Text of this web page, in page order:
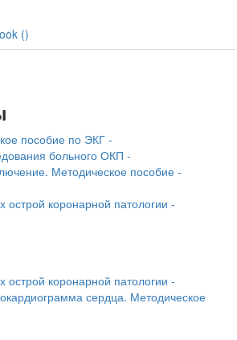
()
пособие по ЭКГ -
больного ОКП -
Методическое пособие -
коронарной патологии -
коронарной патологии -
сердца. Методическое